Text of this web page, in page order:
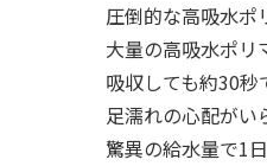
圧倒的な高吸水ポ
大量の高吸水ポ
吸収しても約30
足濡れの心配がい
驚異の給水量で1